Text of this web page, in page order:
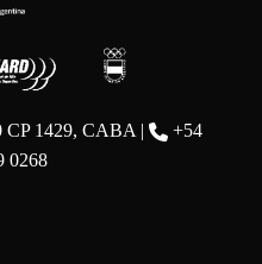
CP 1429, CABA |
+54
0268